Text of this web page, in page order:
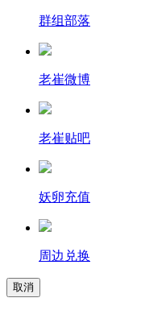
群组部落
老崔微博
老崔贴吧
妖卵充值
周边兑换
取消